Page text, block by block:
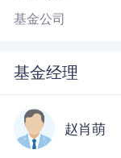
成立以来
基金公司
基金经理
赵肖萌